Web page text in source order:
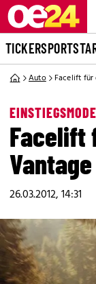
TICKERSPORT
Auto Facelift
Facelift
Vantage
26.03.2012, 14:31